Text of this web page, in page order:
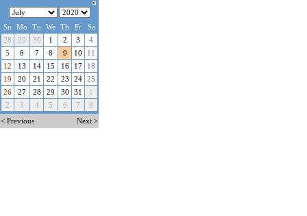
Su Mo Tu We Th Fr
Sa
28
29 30 1 2 3
4
5
6 7 8 9 10
11
12
13 14 15 16 17
18
19
20 21 22 23 24 25
26
27 28 29 30 31
1
2
3 4 5 6 7
8
< Previous
Next >